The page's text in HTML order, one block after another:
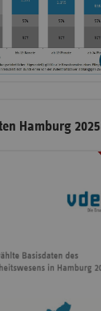
Hamburg 2025